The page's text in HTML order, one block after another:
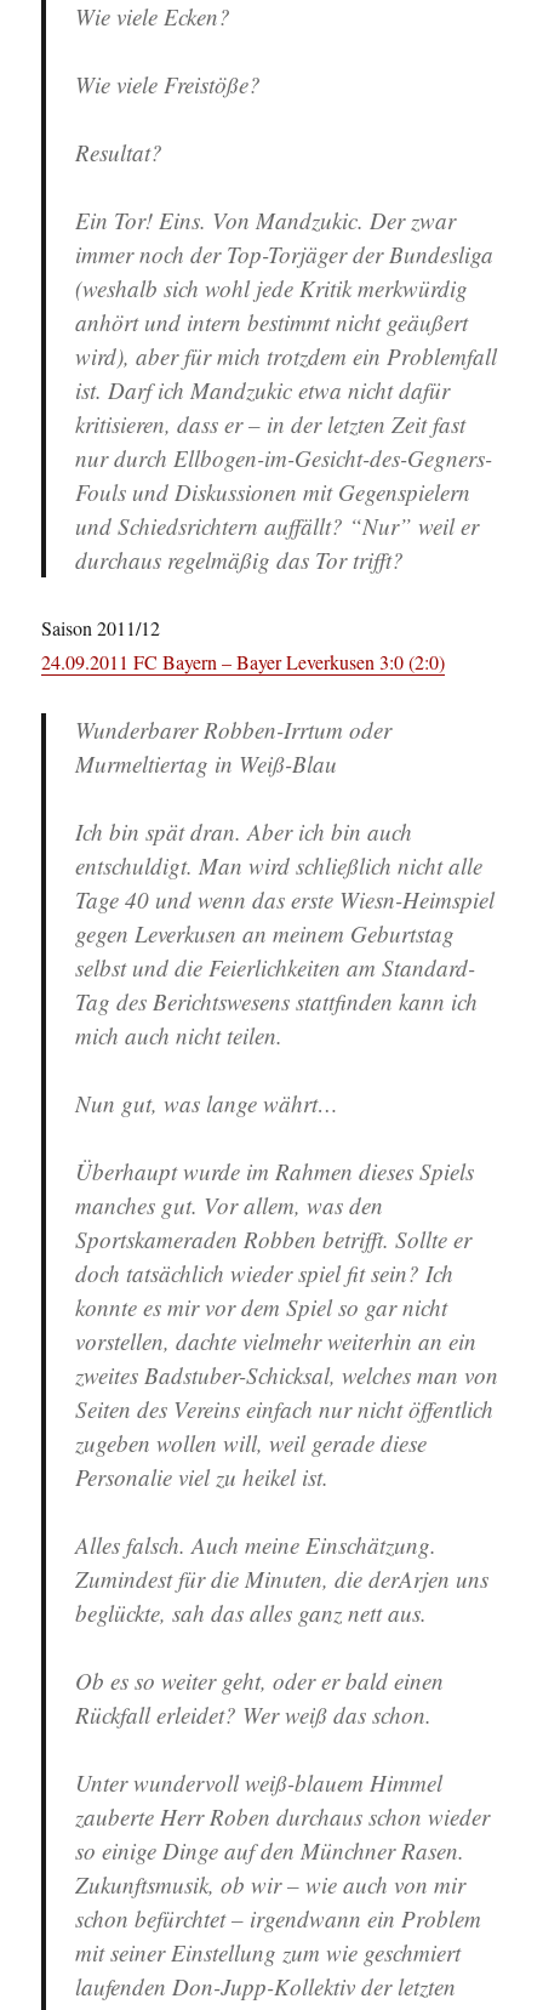
Wie viele Ecken?
Wie viele Freistöße?
Resultat?
Ein Tor! Eins. Von Mandzukic. Der zwar
immer noch der Top-Torjäger der Bundesliga
(weshalb sich wohl jede Kritik merkwürdig
anhört und intern bestimmt nicht geäußert
wird), aber für mich trotzdem ein Problemfall
ist. Darf ich Mandzukic etwa nicht dafür
kritisieren, dass er – in der letzten Zeit fast
nur durch Ellbogen-im-Gesicht-des-Gegners-
Fouls und Diskussionen mit Gegenspielern
und Schiedsrichtern auffällt? “Nur” weil er
durchaus regelmäßig das Tor trifft?
Saison 2011/12
24.09.2011 FC Bayern – Bayer Leverkusen 3:0 (2:0)
Wunderbarer Robben-Irrtum oder
Murmeltiertag in Weiß-Blau
Ich bin spät dran. Aber ich bin auch
entschuldigt. Man wird schließlich nicht alle
Tage 40 und wenn das erste Wiesn-Heimspiel
gegen Leverkusen an meinem Geburtstag
selbst und die Feierlichkeiten am Standard-
Tag des Berichtswesens stattfinden kann ich
mich auch nicht teilen.
Nun gut, was lange währt…
Überhaupt wurde im Rahmen dieses Spiels
manches gut. Vor allem, was den
Sportskameraden Robben betrifft. Sollte er
doch tatsächlich wieder spiel fit sein? Ich
konnte es mir vor dem Spiel so gar nicht
vorstellen, dachte vielmehr weiterhin an ein
zweites Badstuber-Schicksal, welches man von
Seiten des Vereins einfach nur nicht öffentlich
zugeben wollen will, weil gerade diese
Personalie viel zu heikel ist.
Alles falsch. Auch meine Einschätzung.
Zumindest für die Minuten, die derArjen uns
beglückte, sah das alles ganz nett aus.
Ob es so weiter geht, oder er bald einen
Rückfall erleidet? Wer weiß das schon.
Unter wundervoll weiß-blauem Himmel
zauberte Herr Roben durchaus schon wieder
so einige Dinge auf den Münchner Rasen.
Zukunftsmusik, ob wir – wie auch von mir
schon befürchtet – irgendwann ein Problem
mit seiner Einstellung zum wie geschmiert
laufenden Don-Jupp-Kollektiv der letzten